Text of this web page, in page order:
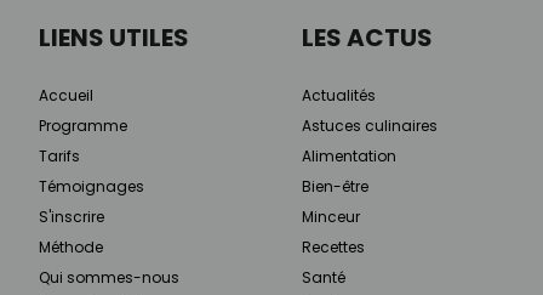
LIENS UTILES
Accueil
Programme
Tarifs
Témoignages
S'inscrire
Méthode
Qui sommes-nous
LES ACTUS
Actualités
Astuces culinaires
Alimentation
Bien-être
Minceur
Recettes
Santé